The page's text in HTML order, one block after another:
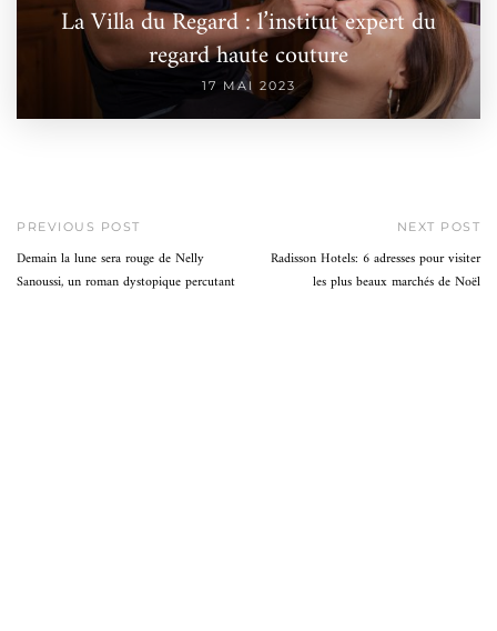
La Villa du Regard : l’institut expert du
regard haute couture
17 MAI 2023
PREVIOUS POST
Demain la lune sera rouge de Nelly
Sanoussi, un roman dystopique percutant
NEXT POST
Radisson Hotels: 6 adresses pour visiter
les plus beaux marchés de Noël